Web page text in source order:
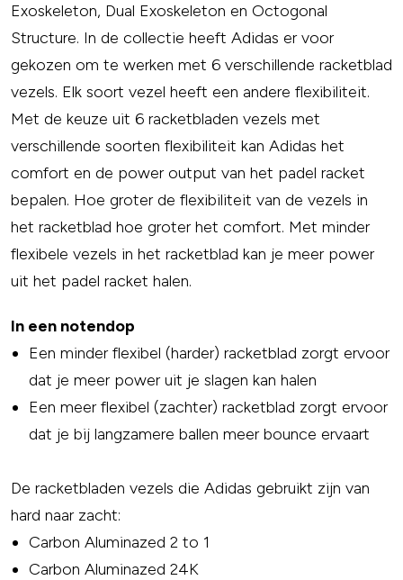
Exoskeleton, Dual Exoskeleton en Octogonal
Structure. In de collectie heeft Adidas er voor
gekozen om te werken met 6 verschillende racketblad
vezels. Elk soort vezel heeft een andere flexibiliteit.
Met de keuze uit 6 racketbladen vezels met
verschillende soorten flexibiliteit kan Adidas het
comfort en de power output van het padel racket
bepalen. Hoe groter de flexibiliteit van de vezels in
het racketblad hoe groter het comfort. Met minder
flexibele vezels in het racketblad kan je meer power
uit het padel racket halen.
In een notendop
Een minder flexibel (harder) racketblad zorgt ervoor
dat je meer power uit je slagen kan halen
Een meer flexibel (zachter) racketblad zorgt ervoor
dat je bij langzamere ballen meer bounce ervaart
De racketbladen vezels die Adidas gebruikt zijn van
hard naar zacht:
Carbon Aluminazed 2 to 1
Carbon Aluminazed 24K